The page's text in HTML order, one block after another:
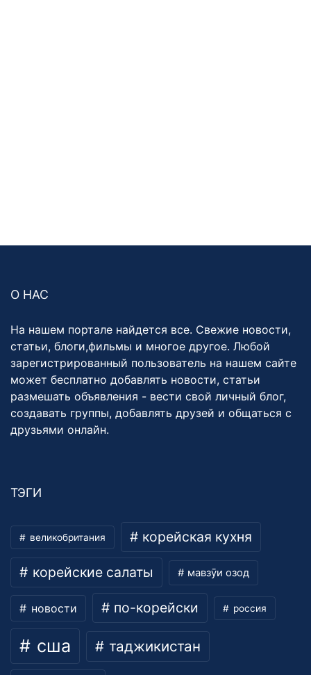
О НАС
На нашем портале найдется все. Свежие новости,
статьи, блоги,фильмы и многое другое. Любой
зарегистрированный пользователь на нашем сайте
может бесплатно добавлять новости, статьи
размешать объявления - вести свой личный блог,
создавать группы, добавлять друзей и общаться с
друзьями онлайн.
ТЭГИ
великобритания корейская кухня
корейские салаты мавзӯи озод
новости по-корейски россия
сша таджикистан